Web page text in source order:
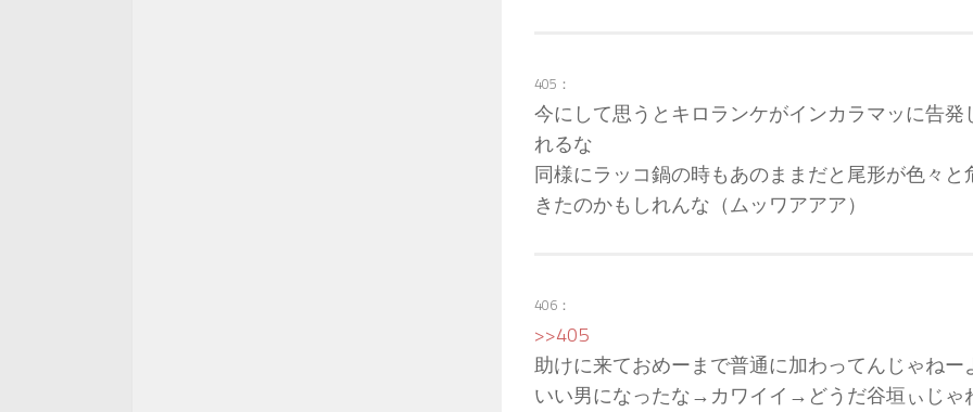
405：
今にして思うとキロランケがインカラマッに告
れるな
同様にラッコ鍋の時もあのままだと尾形が色々
きたのかもしれんな（ムッワアアア）
406：
>>405
助けに来ておめーまで普通に加わってんじゃねー
いい男になったな→カワイイ→どうだ谷垣ぃじゃ